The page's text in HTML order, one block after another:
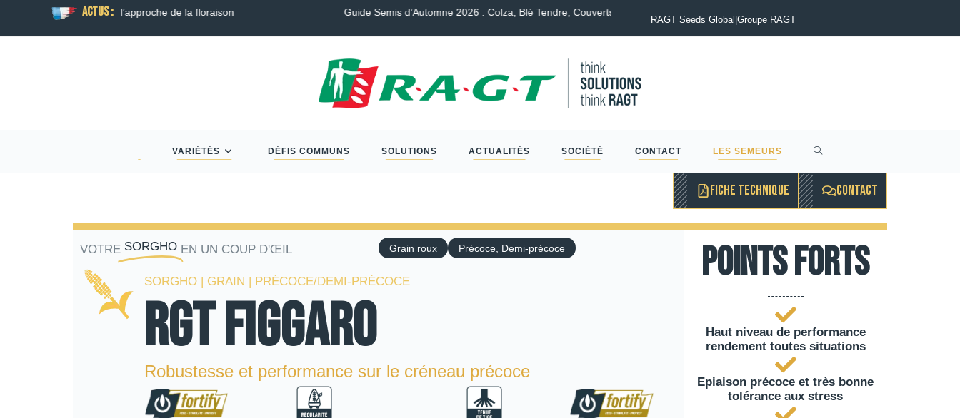
ACTUS : Guide Semis d’Automne 2026 : Colza, Blé Tendre, Couverts, Céréales à paille et Protéagineux…
RAGT Seeds Global|Groupe RAGT
VARIÉTÉS DÉFIS COMMUNS SOLUTIONS ACTUALITÉS SOCIÉTÉ CONTACT LES SEMEURS
FICHE TECHNIQUE CONTACT
VOTRE SORGHO EN UN COUP D'ŒIL Grain roux Précoce, Demi-précoce
SORGHO | GRAIN | PRÉCOCE/DEMI-PRÉCOCE
RGT FIGGARO
Robustesse et performance sur le créneau précoce
Points forts
Haut niveau de performance
rendement toutes situations
Epiaison précoce et très bonne
tolérance aux stress